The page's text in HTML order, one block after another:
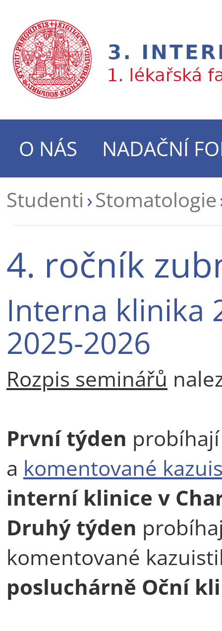
O NÁS
NADAČNÍ
Studenti Stomatologie
4. ročník
Interna klinika
2025-2026
Rozpis seminářů
První týden
a komentované
interní klinice v
Druhý týden
komentované
posluchárně Oční